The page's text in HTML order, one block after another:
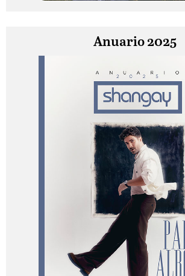
Anuario 2025